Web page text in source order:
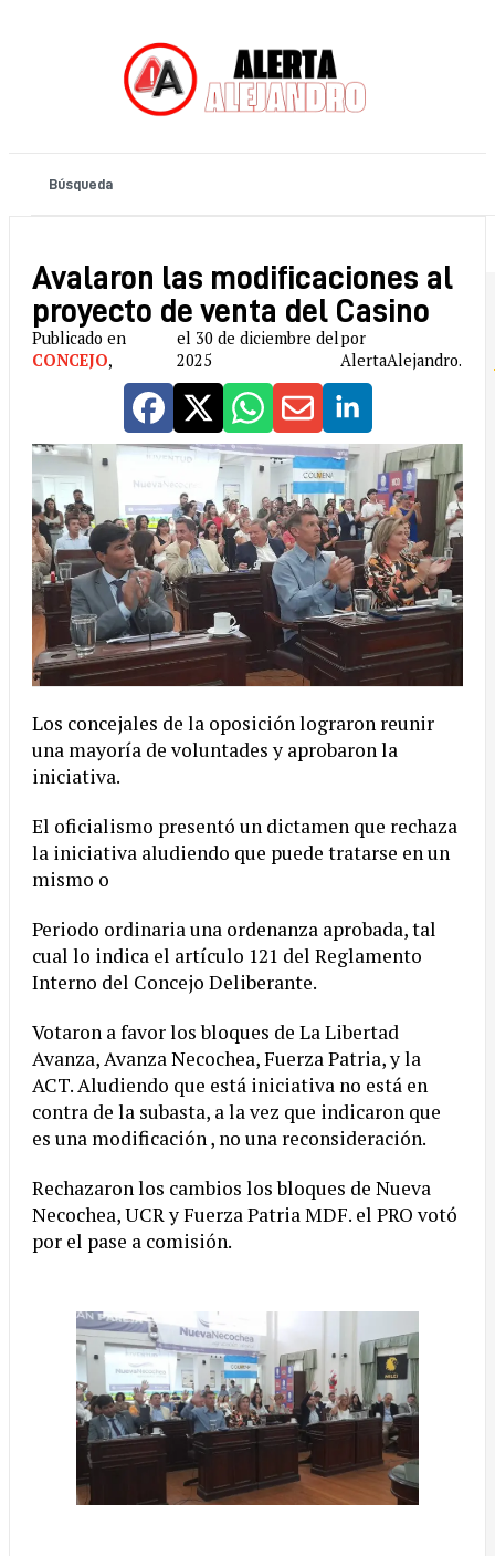
Avalaron las modificaciones al
proyecto de venta del Casino
Publicado en
CONCEJO,
el 30 de diciembre del
2025
por
AlertaAlejandro.
Los concejales de la oposición lograron reunir
una mayoría de voluntades y aprobaron la
iniciativa.
El oficialismo presentó un dictamen que rechaza
la iniciativa aludiendo que puede tratarse en un
mismo o
Periodo ordinaria una ordenanza aprobada, tal
cual lo indica el artículo 121 del Reglamento
Interno del Concejo Deliberante.
Votaron a favor los bloques de La Libertad
Avanza, Avanza Necochea, Fuerza Patria, y la
ACT. Aludiendo que está iniciativa no está en
contra de la subasta, a la vez que indicaron que
es una modificación , no una reconsideración.
Rechazaron los cambios los bloques de Nueva
Necochea, UCR y Fuerza Patria MDF. el PRO votó
por el pase a comisión.